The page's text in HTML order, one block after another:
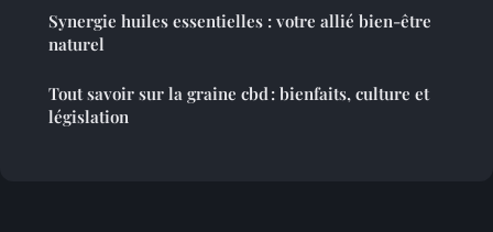
Synergie huiles essentielles : votre allié bien-être
naturel
Tout savoir sur la graine cbd : bienfaits, culture et
législation